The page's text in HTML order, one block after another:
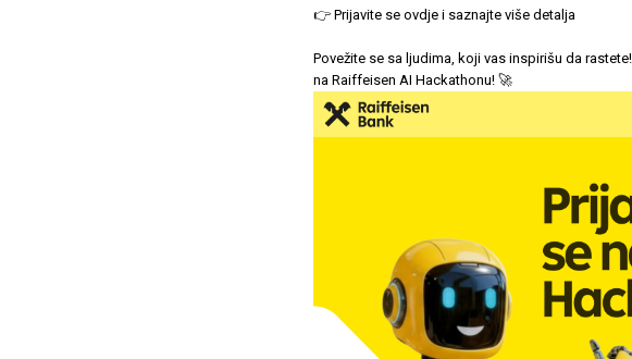
👉 Prijavite se ovdje i saznajte više detalja
Povežite se sa ljudima, koji vas inspirišu da
na Raiffeisen AI Hackathonu! 🚀